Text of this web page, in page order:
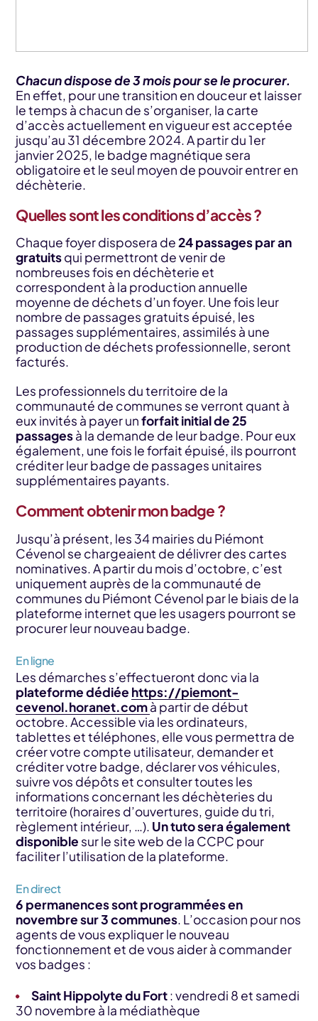
Chacun dispose de 3 mois pour se le procurer.
En effet, pour une transition en douceur et laisser
le temps à chacun de s’organiser, la carte
d’accès actuellement en vigueur est acceptée
jusqu’au 31 décembre 2024. A partir du 1er
janvier 2025, le badge magnétique sera
obligatoire et le seul moyen de pouvoir entrer en
déchèterie.
Quelles sont les conditions d’accès ?
Chaque foyer disposera de24 passages par an
gratuitsqui permettront de venir de
nombreuses fois en déchèterie et
correspondent à la production annuelle
moyenne de déchets d’un foyer. Une fois leur
nombre de passages gratuits épuisé, les
passages supplémentaires, assimilés à une
production de déchets professionnelle, seront
facturés.
Les professionnels du territoire de la
communauté de communes se verront quant à
eux invités à payer unforfait initial de 25
passagesà la demande de leur badge. Pour eux
également, une fois le forfait épuisé, ils pourront
créditer leur badge de passages unitaires
supplémentaires payants.
Comment obtenir mon badge ?
Jusqu’à présent, les 34 mairies du Piémont
Cévenol se chargeaient de délivrer des cartes
nominatives. A partir du mois d’octobre, c’est
uniquement auprès de la communauté de
communes du Piémont Cévenol par le biais de la
plateforme internet que les usagers pourront se
procurer leur nouveau badge.
En ligne
Les démarches s’effectueront donc via la
plateforme dédiée https://piemont-
cevenol.horanet.comà partir de début
octobre. Accessible via les ordinateurs,
tablettes et téléphones, elle vous permettra de
créer votre compte utilisateur, demander et
créditer votre badge, déclarer vos véhicules,
suivre vos dépôts et consulter toutes les
informations concernant les déchèteries du
territoire (horaires d’ouvertures, guide du tri,
règlement intérieur, …). Un tuto sera également
disponible sur le site web de la CCPC pour
faciliter l’utilisation de la plateforme.
En direct
6 permanences sont programmées en
novembre sur 3 communes. L’occasion pour nos
agents de vous expliquer le nouveau
fonctionnement et de vous aider à commander
vos badges :
Saint Hippolyte du Fort: vendredi 8 et samedi
30 novembre à la médiathèque